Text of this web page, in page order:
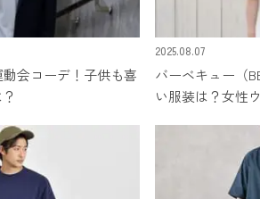
会コーデ！子供も喜
2025.08.07
バーベキュー（
い服装は？女性